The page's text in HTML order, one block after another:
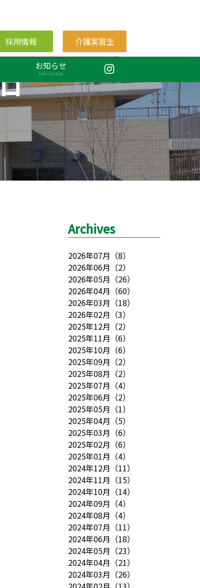
採用情報 介護実習生
お知らせ
Information
Archives
2026年07月 （8）
2026年06月 （2）
2026年05月 （26）
2026年04月 （60）
2026年03月 （18）
2026年02月 （3）
2025年12月 （2）
2025年11月 （6）
2025年10月 （6）
2025年09月 （2）
2025年08月 （2）
2025年07月 （4）
2025年06月 （2）
2025年05月 （1）
2025年04月 （5）
2025年03月 （6）
2025年02月 （6）
2025年01月 （4）
2024年12月 （11）
2024年11月 （15）
2024年10月 （14）
2024年09月 （4）
2024年08月 （4）
2024年07月 （11）
2024年06月 （18）
2024年05月 （23）
2024年04月 （21）
2024年03月 （26）